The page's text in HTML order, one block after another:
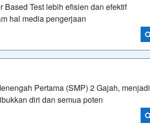
Test lebih efisien dan efektif
hal media pengerjaan
Pertama (SMP) 2 Gajah, menjadi
diri dan semua poten